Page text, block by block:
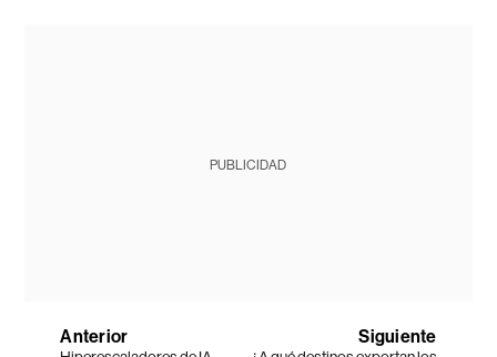
PUBLICIDAD
Anterior Siguiente